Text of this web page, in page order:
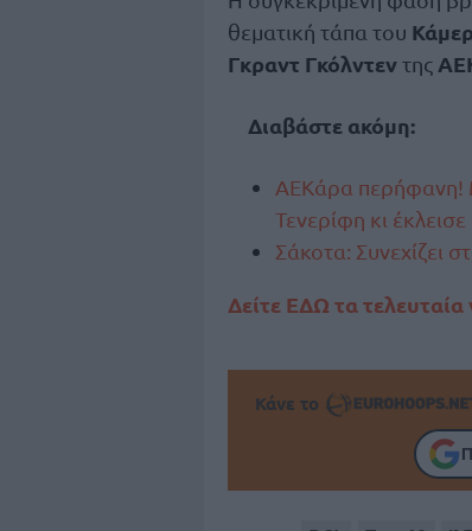
θεματική τάπα του
Γκραντ Γκόλντεντης
Διαβάστε ακόμη:
AEKάρα περήφανη!
Τενερίφη κι
Σάκοτα: Συνεχίζει
Δείτε ΕΔΩ τα τελευταία
Κάνε το